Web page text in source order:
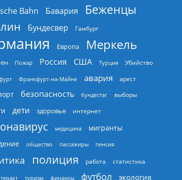
Bahn Бавария
Беженцы
Бундесвер Гамбург
Европа Меркель
Пожар Россия США Турция Убийство
Франкфурт-на-Майне авария арест
безопасность бундестаг выборы
дети здоровье интернет
медицина
мигранты
общество пассажиры пенсия
полиция работа статистика
теракт туризм финансы футбол экология